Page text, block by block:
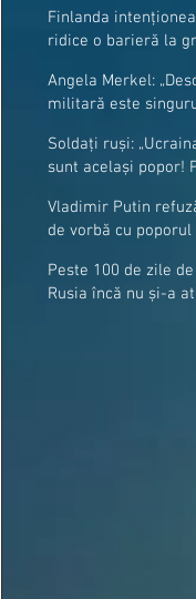
Finlanda
ridice o barieră la
Angela Merkel:
militară este
Soldați ruși:
sunt același popor!
Vladimir Putin
de vorbă cu
Peste 100 de zile
Rusia încă nu și-a